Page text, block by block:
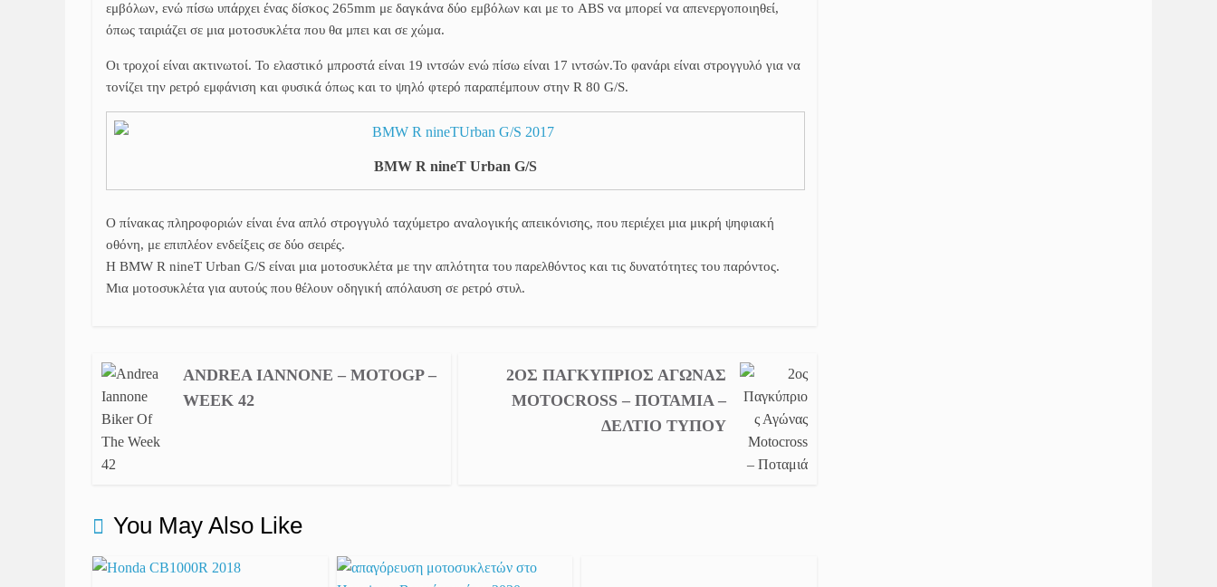
εμβόλων, ενώ πίσω υπάρχει ένας δίσκος 265mm με δαγκάνα δύο εμβόλων και με το ABS να μπορεί να απενεργοποιηθεί,
όπως ταιριάζει σε μια μοτοσυκλέτα που θα μπει και σε χώμα.
Οι τροχοί είναι ακτινωτοί. Το ελαστικό μπροστά είναι 19 ιντσών ενώ πίσω είναι 17 ιντσών.Το φανάρι είναι στρογγυλό για να
τονίζει την ρετρό εμφάνιση και φυσικά όπως και το ψηλό φτερό παραπέμπουν στην R 80 G/S.
BMW R nineT Urban G/S
Ο πίνακας πληροφοριών είναι ένα απλό στρογγυλό ταχύμετρο αναλογικής απεικόνισης, που περιέχει μια μικρή ψηφιακή
οθόνη, με επιπλέον ενδείξεις σε δύο σειρές.
Η BMW R nineT Urban G/S είναι μια μοτοσυκλέτα με την απλότητα του παρελθόντος και τις δυνατότητες του παρόντος.
Μια μοτοσυκλέτα για αυτούς που θέλουν οδηγική απόλαυση σε ρετρό στυλ.
ANDREA IANNONE – MOTOGP –
WEEK 42
2ΟΣ ΠΑΓΚΎΠΡΙΟΣ ΑΓΏΝΑΣ
MOTOCROSS – ΠΟΤΑΜΙΆ –
ΔΕΛΤΊΟ ΤΎΠΟΥ
You May Also Like